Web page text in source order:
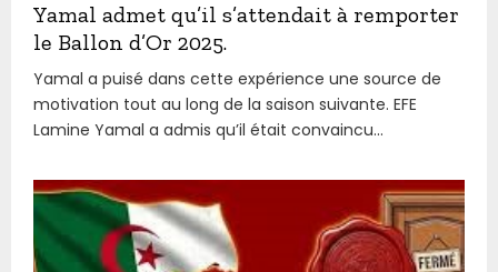
Yamal admet qu’il s’attendait à remporter
le Ballon d’Or 2025.
Yamal a puisé dans cette expérience une source de
motivation tout au long de la saison suivante. EFE
Lamine Yamal a admis qu’il était convaincu...